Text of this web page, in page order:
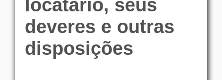
locatário, seus
deveres e outras
disposições